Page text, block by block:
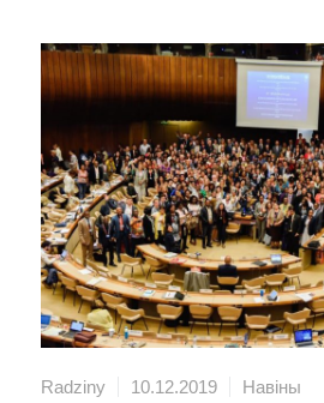
Radziny 10.12.2019 Навіны